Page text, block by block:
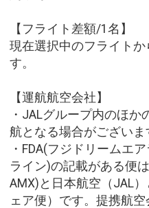
【フライト差額/1名】
現在選択中のフライト
す。
【運航航空会社】
・JALグループ内のほ
航となる場合がございま
・FDA(フジドリームエ
ライン)の記載がある便
AMX)と日本航空（JAL
ェア便）です。提携航